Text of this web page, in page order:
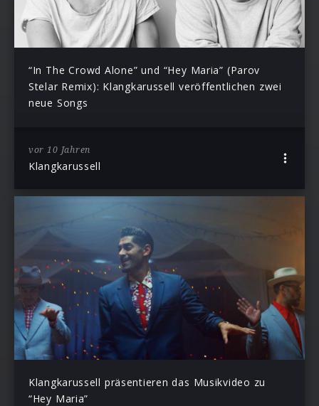
“In The Crowd Alone” und “Hey Maria” (Parov
Stelar Remix): Klangkarussell veröffentlichen zwei
neue Songs
vor 10 Jahren
Klangkarussell
Klangkarussell präsentieren das Musikvideo zu
“Hey Maria”